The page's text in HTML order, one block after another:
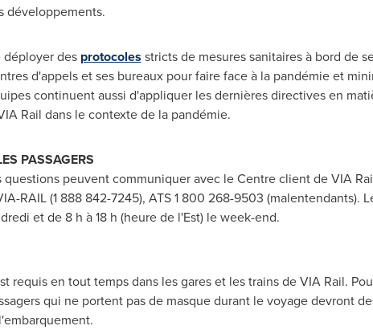
développements.
des protocoles stricts de mesures sanitaires à bord de
d'appels et ses bureaux pour faire face à la pandémie et
continuent aussi d'appliquer les dernières directives en
Rail dans le contexte de la pandémie.
PASSAGERS
questions peuvent communiquer avec le Centre client de VIA
RAIL (1 888 842-7245), ATS 1 800 268-9503 (malentendants).
et de 8 h à 18 h (heure de l'Est) le week-end.
requis en tout temps dans les gares et les trains de VIA Rail.
qui ne portent pas de masque durant le voyage devront